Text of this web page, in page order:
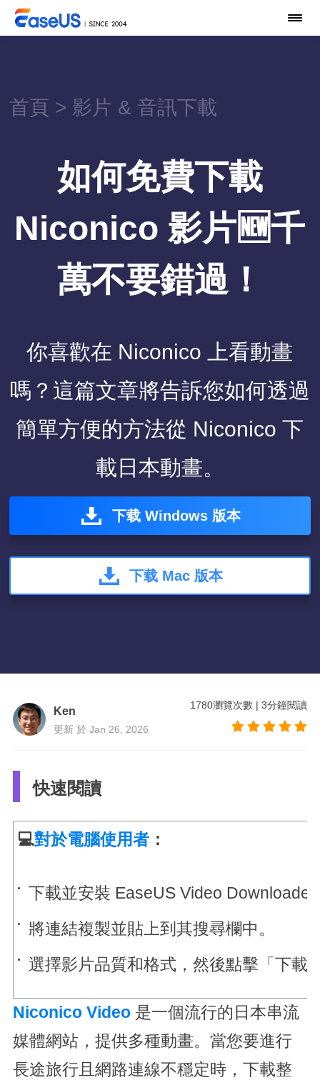
首頁 > 影片 & 音訊下載
如何免費下載
Niconico 影片🆕千
萬不要錯過！
你喜歡在 Niconico 上看動畫
嗎？這篇文章將告訴您如何透過
簡單方便的方法從 Niconico 下
載日本動畫。
下载 Windows 版本
下载 Mac 版本
Ken
更新 於 Jan 26, 2026
1780瀏覽次數 |3分鐘閱讀
快速閱讀
💻對於電腦使用者：
下載並安裝 EaseUS Video Downloader
將連結複製並貼上到其搜尋欄中。
選擇影片品質和格式，然後點擊「下載
Niconico Video是一個流行的日本串流
媒體網站，提供多種動畫。當您要進行
長途旅行且網路連線不穩定時，下載整